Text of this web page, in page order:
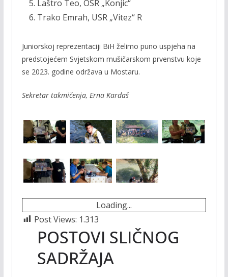
Laštro Teo, OSR „Konjic“
Trako Emrah, USR „Vitez“ R
Juniorskoj reprezentaciji BiH želimo puno uspjeha na
predstojećem Svjetskom mušičarskom prvenstvu koje
se 2023. godine održava u Mostaru.
Sekretar takmičenja, Erna Kardaš
Loading...
Post Views: 1.313
POSTOVI SLIČNOG
SADRŽAJA